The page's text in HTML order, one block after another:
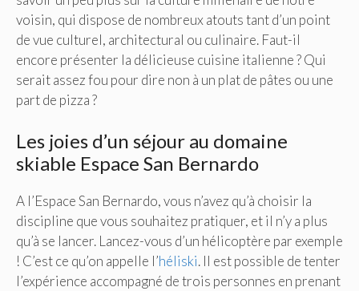
voisin, qui dispose de nombreux atouts tant d’un point
de vue culturel, architectural ou culinaire. Faut-il
encore présenter la délicieuse cuisine italienne ? Qui
serait assez fou pour dire non à un plat de pâtes ou une
part de pizza ?
Les joies d’un séjour au domaine
skiable Espace San Bernardo
A l’Espace San Bernardo, vous n’avez qu’à choisir la
discipline que vous souhaitez pratiquer, et il n’y a plus
qu’à se lancer. Lancez-vous d’un hélicoptère par exemple
! C’est ce qu’on appelle l’héliski. Il est possible de tenter
l’expérience accompagné de trois personnes en prenant